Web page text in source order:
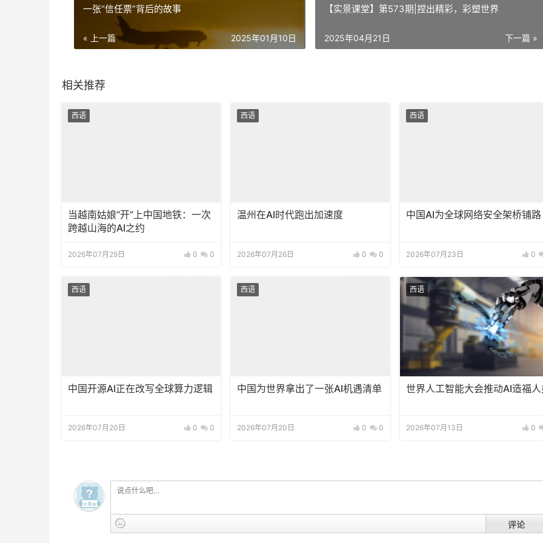
一张“信任票”背后的故事
« 上一篇 2025年01月10日
【实景课堂】第573期|捏出精彩，彩塑世界
下一篇 »
2025年04月21日
相关推荐
西语
当越南姑娘“开”上中国地铁：一次
跨越山海的AI之约
2026年07月29日 0 0
西语
温州在AI时代跑出加速度
2026年07月26日 0 0
西语
中国AI为全球网络安全架桥铺路
2026年07月23日 0
西语
中国开源AI正在改写全球算力逻辑
2026年07月20日 0 0
西语
中国为世界拿出了一张AI机遇清单
2026年07月20日 0 0
西语
世界人工智能大会推动AI造福人
2026年07月13日 0
评论